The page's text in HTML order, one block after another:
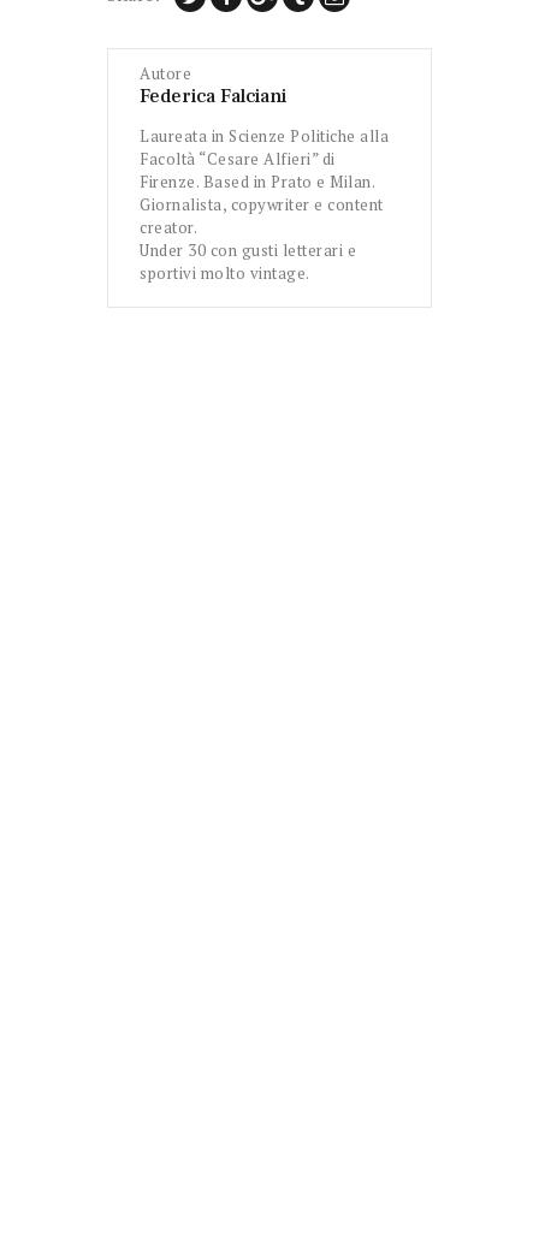
Autore
Federica Falciani
Laureata in Scienze Politiche alla
Facoltà “Cesare Alfieri” di
Firenze. Based in Prato e Milan.
Giornalista, copywriter e content
creator.
Under 30 con gusti letterari e
sportivi molto vintage.